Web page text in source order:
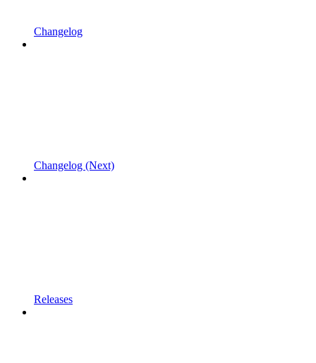
Changelog
Changelog (Next)
Releases